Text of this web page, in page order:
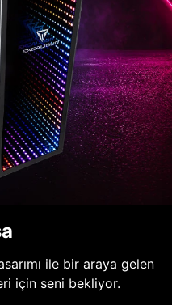
ile bir araya gelen
için seni bekliyor.